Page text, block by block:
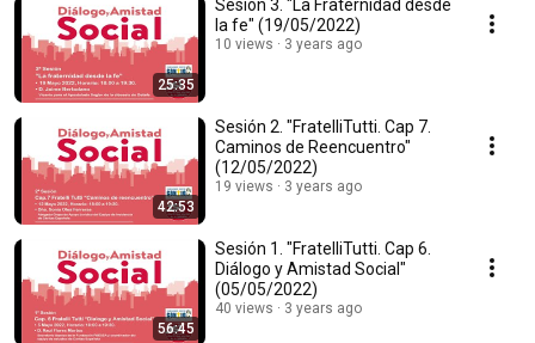
25:35
Sesión 3. "La Fraternidad desde
la fe" (19/05/2022)
10 views 3 years ago
42:53
Sesión 2. "FratelliTutti. Cap 7.
Caminos de Reencuentro"
(12/05/2022)
19 views 3 years ago
56:45
Sesión 1. "FratelliTutti. Cap 6.
Diálogo y Amistad Social"
(05/05/2022)
40 views 3 years ago